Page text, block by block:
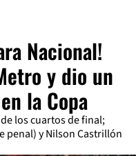
Nacional!
y dio un
la Copa
los cuartos de final;
penal) y Nilson Castrillón